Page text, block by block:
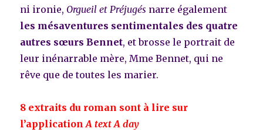
ni ironie, Orgueil et Préjugés narre également
les mésaventures sentimentales des quatre
autres sœurs Bennet, et brosse le portrait de
leur inénarrable mère, Mme Bennet, qui ne
rêve que de toutes les marier.
8 extraits du roman sont à lire sur
l’applicationA text A day